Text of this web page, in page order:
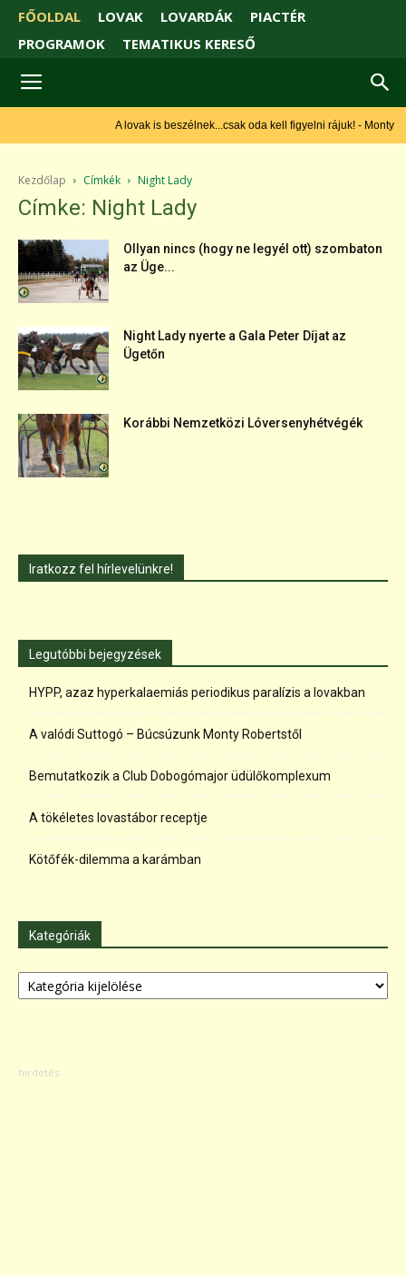
FŐOLDAL LOVAK LOVARDÁK
PIACTÉR
PROGRAMOK
TEMATIKUS KERESŐ
A lovak is beszélnek...csak oda kell figyelni rájuk! - Monty
Kezdőlap Címkék Night Lady
Címke: Night Lady
Ollyan nincs (hogy ne legyél ott) szombaton
az Üge...
Night Lady nyerte a Gala Peter Díjat az
Ügetőn
Korábbi Nemzetközi Lóversenyhétvégék
Iratkozz fel hírlevelünkre!
Legutóbbi bejegyzések
HYPP, azaz hyperkalaemiás periodikus paralízis a lovakban
A valódi Suttogó – Búcsúzunk Monty Robertstől
Bemutatkozik a Club Dobogómajor üdülőkomplexum
A tökéletes lovastábor receptje
Kötőfék-dilemma a karámban
Kategóriák
Kategóriák